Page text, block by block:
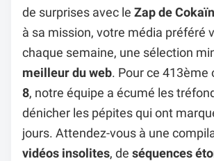
de surprises avec le Zap de
à sa mission, votre média préféré
chaque semaine, une sélection
meilleur du web. Pour ce 413ème
8, notre équipe a écumé les
dénicher les pépites qui ont
jours. Attendez-vous à une
vidéos insolites, de séquences